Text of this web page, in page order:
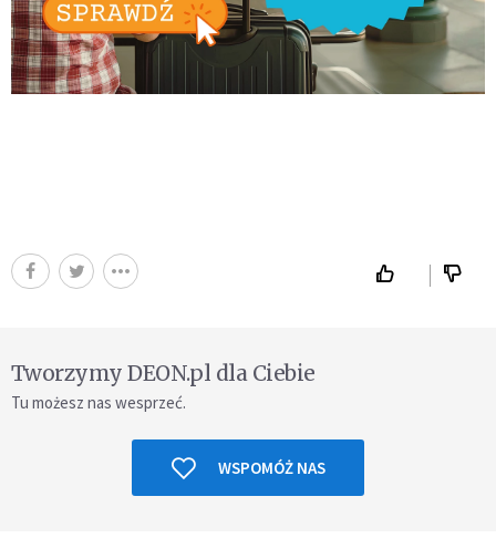
Tworzymy DEON.pl dla Ciebie
Tu możesz nas wesprzeć.
WSPOMÓŻ NAS